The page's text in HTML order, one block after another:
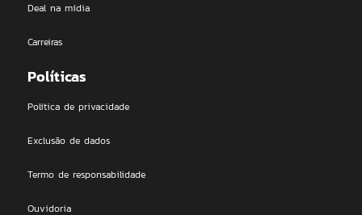
Deal na mídia
Carreiras
Políticas
Política de privacidade
Exclusão de dados
Termo de responsabilidade
Ouvidoria